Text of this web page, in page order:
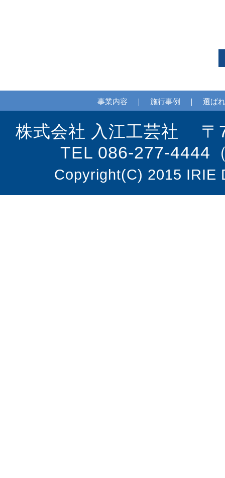
事業内容 ｜ 施行事例 ｜ 選ば
株式会社 入江工芸社
TEL 086-277-4444
Copyright(C) 2015 IRIE